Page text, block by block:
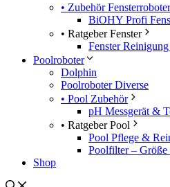
• Zubehör Fensterroboter
BiOHY Profi
• Ratgeber Fenster
Fenster
Poolroboter
Dolphin
Poolroboter Diverse
• Pool Zubehör
pH Messgerät &
• Ratgeber Pool
Pool Pflege &
Poolfilter – Größe
Shop